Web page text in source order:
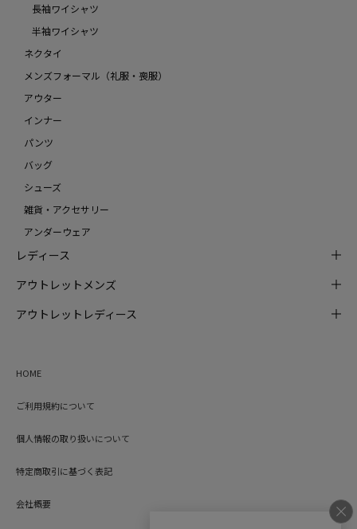
長袖ワイシャツ
半袖ワイシャツ
ネクタイ
メンズフォーマル（礼服・喪服）
アウター
インナー
パンツ
バッグ
シューズ
雑貨・アクセサリー
アンダーウェア
レディース
アウトレットメンズ
アウトレットレディース
HOME
ご利用規約について
個人情報の取り扱いについて
特定商取引に基づく表記
会社概要